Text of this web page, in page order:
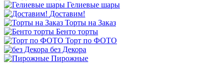
Гелиевые шары
Доставим!
Торты на Заказ
Бенто торты
Торт по ФОТО
без Декора
Пирожные